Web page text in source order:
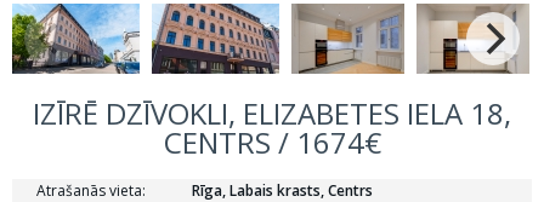
IZĪRĒ DZĪVOKLI, ELIZABETES IELA 18,
CENTRS / 1674€
Atrašanās vieta:
Rīga, Labais krasts, Centrs